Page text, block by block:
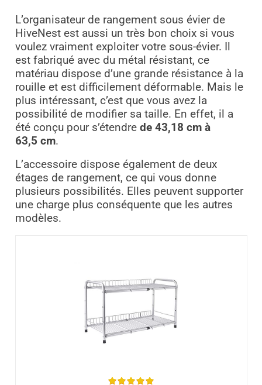
L’organisateur de rangement sous évier de
HiveNest est aussi un très bon choix si vous
voulez vraiment exploiter votre sous-évier. Il
est fabriqué avec du métal résistant, ce
matériau dispose d’une grande résistance à la
rouille et est difficilement déformable. Mais le
plus intéressant, c’est que vous avez la
possibilité de modifier sa taille. En effet, il a
été conçu pour s’étendre de 43,18 cm à
63,5 cm.
L’accessoire dispose également de deux
étages de rangement, ce qui vous donne
plusieurs possibilités. Elles peuvent supporter
une charge plus conséquente que les autres
modèles.